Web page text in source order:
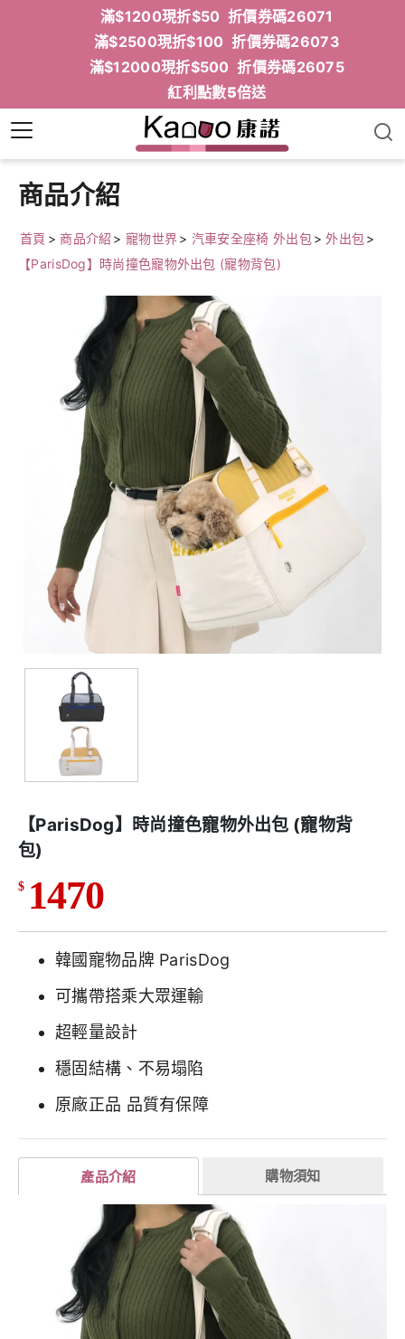
滿$1200現折$50 折價券碼26071
滿$2500現折$100 折價券碼26073
滿$12000現折$500 折價券碼26075
紅利點數5倍送
商品介紹
首頁 >商品介紹 >寵物世界> 汽車安全座椅 外出包 >外出包 >
【ParisDog】時尚撞色寵物外出包 (寵物背包)
【ParisDog】時尚撞色寵物外出包 (寵物背
包)
$ 1470
韓國寵物品牌 ParisDog
可攜帶搭乘大眾運輸
超輕量設計
穩固結構、不易塌陷
原廠正品 品質有保障
產品介紹 購物須知